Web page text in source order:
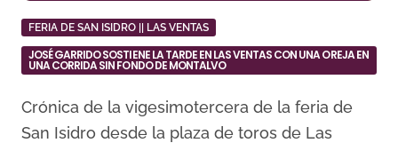
FERIA DE SAN ISIDRO || LAS VENTAS
JOSÉ GARRIDO SOSTIENE LA TARDE EN LAS VENTAS CON UNA OREJA EN
UNA CORRIDA SIN FONDO DE MONTALVO
Crónica de la vigesimotercera de la feria de
San Isidro desde la plaza de toros de Las